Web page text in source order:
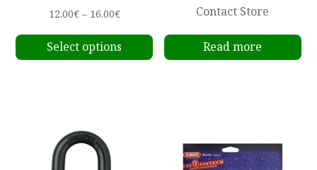
12.00€ – 16.00€Price
12.00€
Select options
This
options
Contact Store
Read more